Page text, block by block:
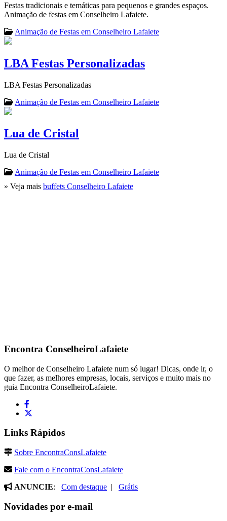
Festas tradicionais e temáticas para pequenos e grandes espaços.
Animação de festas em Conselheiro Lafaiete.
Animação de Festas em Conselheiro Lafaiete
LBA Festas Personalizadas
LBA Festas Personalizadas
Animação de Festas em Conselheiro Lafaiete
Lua de Cristal
Lua de Cristal
Animação de Festas em Conselheiro Lafaiete
» Veja mais buffets Conselheiro Lafaiete
Encontra ConselheiroLafaiete
O melhor de Conselheiro Lafaiete num só lugar! Dicas, onde ir, o
que fazer, as melhores empresas, locais, serviços e muito mais no
guia Encontra ConselheiroLafaiete.
Links Rápidos
Sobre EncontraConsLafaiete
Fale com o EncontraConsLafaiete
ANUNCIE: Com destaque | Grátis
Novidades por e-mail